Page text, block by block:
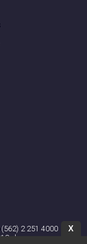
(562) 2 251 4000
X